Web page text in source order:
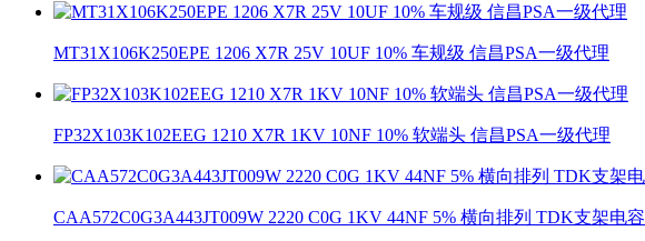
MT31X106K250EPE 1206 X7R 25V 10UF 10% 车规级 信昌PSA一级代理
FP32X103K102EEG 1210 X7R 1KV 10NF 10% 软端头 信昌PSA一级代理
CAA572C0G3A443JT009W 2220 C0G 1KV 44NF 5% 横向排列 TDK支架电容